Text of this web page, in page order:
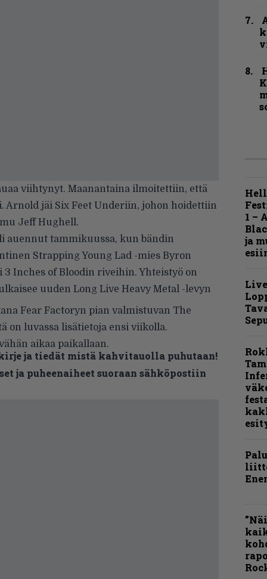
viihtynyt. Maanantaina ilmoitettiin, että
Arnold jäi Six Feet Underiin, johon hoidettiin
Jeff Hughell.
auennut tammikuussa, kun bändin
Strapping Young Lad -mies Byron
Inches of Bloodin riveihin. Yhteistyö on
uuden Long Live Heavy Metal -levyn
Fear Factoryn pian valmistuvan The
on luvassa lisätietoja ensi viikolla.
aikaa paikallaan.
ja tiedät mistä kahvitauolla puhutaan!
ja puheenaiheet suoraan sähköpostiin
1 –
ja